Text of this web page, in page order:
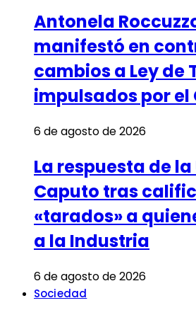
Antonela
manifestó en
cambios a Ley de
impulsados por el
6 de agosto de 2026
La respuesta de la
Caputo tras
«tarados» a
a la Industria
6 de agosto de 2026
Sociedad